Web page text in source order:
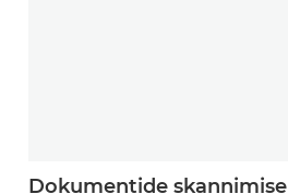
Dokumentide skannimise